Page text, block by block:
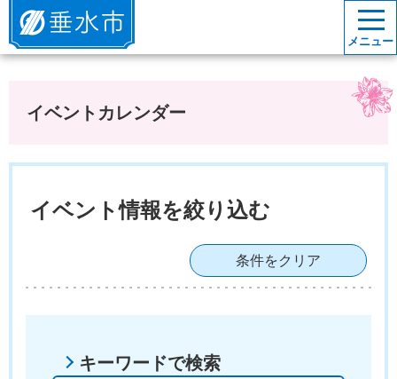
垂水市
メニュー
イベントカレンダー
イベント情報を絞り込む
条件をクリア
キーワードで検索